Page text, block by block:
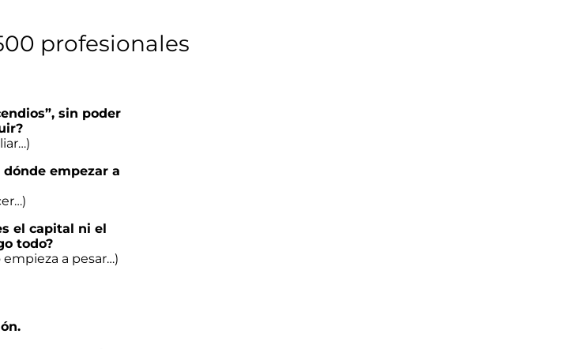
profesionales
sin poder
empezar a
el capital ni el
todo?
a pesar…)